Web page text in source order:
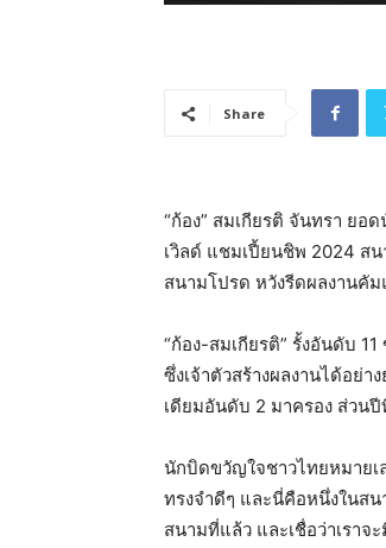
Share
“ก้อง” สมเกียรติ จันทรา ยอ
เวิลด์ แชมเปี้ยนชิพ 2024 สน
สนามโปรด หวังรีดผลงานคั
“ก้อง-สมเกียรติ” รั้งอันดับ
ซึ่งเจ้าตัวสร้างผลงานได้อย่
เดียมอันดับ 2 มาครอง ส่วน
นักบิดขวัญใจชาวไทยหมายเ
ทรงจำดีๆ และนี่คือหนึ่งในส
สนามที่แล้ว และเชื่อว่าเรา